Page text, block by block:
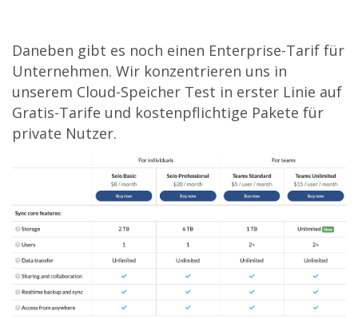
Daneben gibt es noch einen Enterprise-Tarif für
Unternehmen. Wir konzentrieren uns in
unserem Cloud-Speicher Test in erster Linie auf
Gratis-Tarife und kostenpflichtige Pakete für
private Nutzer.